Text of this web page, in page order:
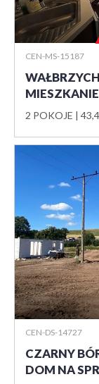
CEN-MS-15187
2 POKOJE
CEN-DS-14727
CZARNY
DOM NA